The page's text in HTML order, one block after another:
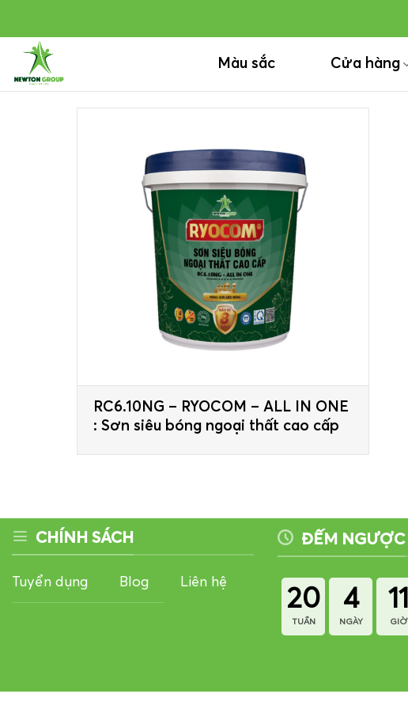
dung
Màu sắc Cửa hàng
RC6.10NG – RYOCOM – ALL IN ONE
: Sơn siêu bóng ngoại thất cao cấp
CHÍNH SÁCH
Tuyển dụng Blog Liên hệ
ĐẾM NGƯỢC
20
TUẦN
4
NGÀY
11
GIỜ